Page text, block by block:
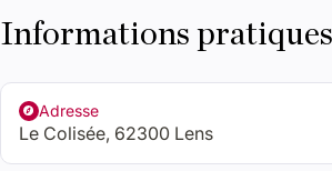
Informations pratiques
Adresse
Le Colisée, 62300 Lens